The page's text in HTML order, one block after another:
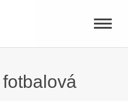
Toggle